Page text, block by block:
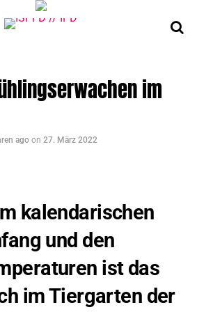
im
ago on 27. März 2022
kalendarischen
und den
ist das
im Tiergarten der